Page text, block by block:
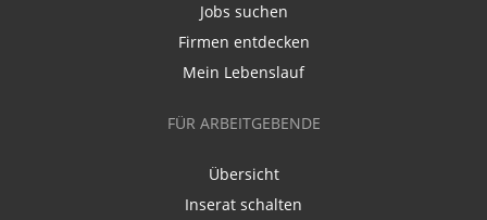
Jobs suchen
Firmen entdecken
Mein Lebenslauf
FÜR ARBEITGEBENDE
Übersicht
Inserat schalten